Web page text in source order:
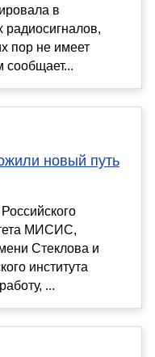
в
радиосигналов,
пор не имеет
сообщает...
новый путь
МИСИС,
Стеклова и
института
...